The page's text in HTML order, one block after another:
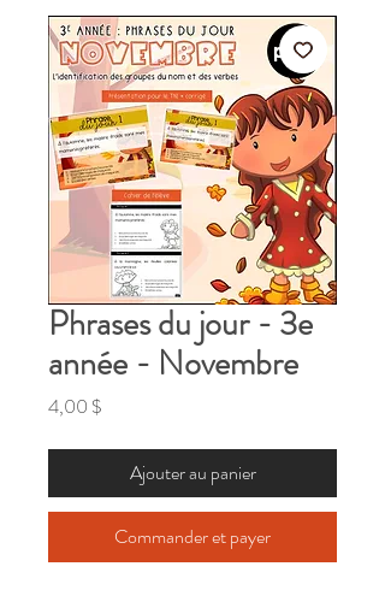
Phrases du jour - 3e
année - Novembre
4,00 $
Ajouter au panier
Commander et payer